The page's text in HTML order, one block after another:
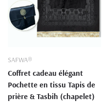
SAFWA®
Coffret cadeau élégant
Pochette en tissu Tapis de
prière & Tasbih (chapelet)